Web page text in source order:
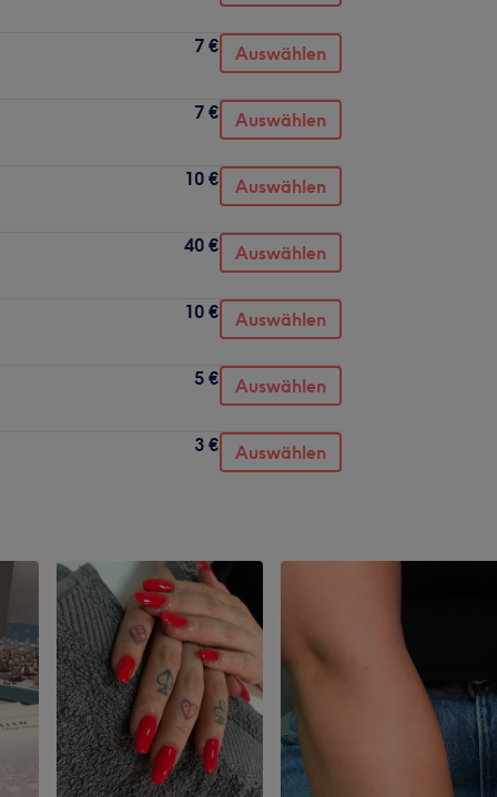
7 € Auswählen
7 € Auswählen
10 € Auswählen
40 € Auswählen
10 € Auswählen
5 € Auswählen
3 € Auswählen